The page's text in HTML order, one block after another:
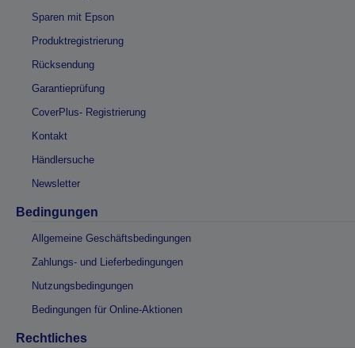
Sparen mit Epson
Produktregistrierung
Rücksendung
Garantieprüfung
CoverPlus- Registrierung
Kontakt
Händlersuche
Newsletter
Bedingungen
Allgemeine Geschäftsbedingungen
Zahlungs- und Lieferbedingungen
Nutzungsbedingungen
Bedingungen für Online-Aktionen
Rechtliches